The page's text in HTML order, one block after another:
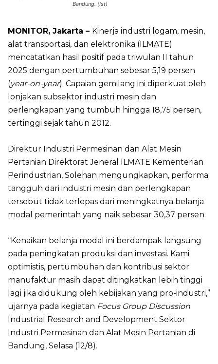
Bandung. (Ist)
MONITOR, Jakarta – Kinerja industri logam, mesin,
alat transportasi, dan elektronika (ILMATE)
mencatatkan hasil positif pada triwulan II tahun
2025 dengan pertumbuhan sebesar 5,19 persen
(year-on-year). Capaian gemilang ini diperkuat oleh
lonjakan subsektor industri mesin dan
perlengkapan yang tumbuh hingga 18,75 persen,
tertinggi sejak tahun 2012.
Direktur Industri Permesinan dan Alat Mesin
Pertanian Direktorat Jeneral ILMATE Kementerian
Perindustrian, Solehan mengungkapkan, performa
tangguh dari industri mesin dan perlengkapan
tersebut tidak terlepas dari meningkatnya belanja
modal pemerintah yang naik sebesar 30,37 persen.
“Kenaikan belanja modal ini berdampak langsung
pada peningkatan produksi dan investasi. Kami
optimistis, pertumbuhan dan kontribusi sektor
manufaktur masih dapat ditingkatkan lebih tinggi
lagi jika didukung oleh kebijakan yang pro-industri,”
ujarnya pada kegiatan Focus Group Discussion
Industrial Research and Development Sektor
Industri Permesinan dan Alat Mesin Pertanian di
Bandung, Selasa (12/8).